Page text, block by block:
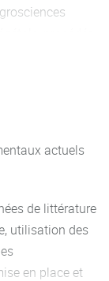
des 5
A3DD, M1
actuels
de littérature
utilisation des
en place et